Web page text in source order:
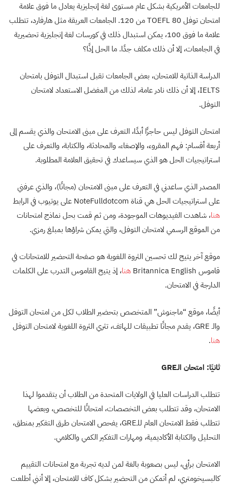
للجامعات الأمريكية بشكل عام مستوى لغة إنجليزية يعادل ما فوق علامة
امتحان توفل TOEFL 80 من 120. الجامعات العريقة مثل هارفارد، تتطلب
علامة ما فوق 100، يمكن استبدال ذلك في كورسات لغة إنجليزية تحضيرية
في الجامعات، إلا أن ذلك مكلف جدًا. ما الحل إذًا؟
الدراسة الذاتية للامتحان، بعض الجامعات تقبل استبدال التوفل بامتحان
IELTS، إلا أن ذلك نادر عامة، لذلك من المفضل الاستعداد لامتحان
التوفل.
امتحان التوفل ليس حاجزًا أبدًا، التعرف على مبنى الامتحان والذي يقسم إلى
أربعة أقسام: فهم المقروء، والإصغاء، والمحادثة، والكتابة، والتعرف على
استراتيجيات الحل هو الذي سيساعدك في تحقيق العلامة المطلوبة.
المصدر الذي ساعدني في التعرف على مبنى الامتحان (مجانًا)، والذي عرفني
على استراتيجيات الحل هي قناة NoteFulldotcom على يوتيوب في الرابط
هنا، شاهدت الفيديوهات الموجودة، ومن ثم قمت بحل نماذج امتحانات
من الموقع الرسمي لامتحان التوفل، والتي يمكن شراؤها بمبلغ رمزي.
موقع آخر يتيح لك تحسين الثروة اللغوية هو صفحة التحضير للامتحانات في
قاموس Britannica English
هنا، إذ يتيح القاموس التدرب على الكلمات
الدارجة في الامتحان.
أيضًا، موقع “ماجنوش” المتخصص بتحضير الطلاب لكل من امتحان التوفل
والـ GRE، يقدم مجانًا تطبيقات للهاتف، تثري الثروة اللغوية لامتحان التوفل
هنا.
ثانيًا: امتحان الـGRE
تتطلب الدراسات العليا في الولايات المتحدة من الطلاب أن يتقدموا لهذا
الامتحان، وقد تتطلب بعض التخصصات، امتحانًا للتخصص، وبعضها
تتطلب فقط الامتحان العام للـGRE، يفحص الامتحان طرق التفكير بمنطق،
التحليل والكتابة الأكاديمية، ومهارات التفكير الكمي والكلامي.
الامتحان برأيي، ليس بصعوبة بالغة لمن لديه تجربة مع امتحانات التقييم
كالبسيخومتري، لم أتمكن من التحضير بشكل كاف للامتحان، إلا أنني أطلعت